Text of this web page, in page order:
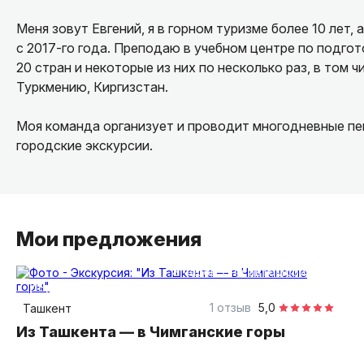
Меня зовут Евгений, я в горном туризме более 10
с 2017-го года. Преподаю в учебном центре по
20 стран и некоторые из них по несколько раз, в
Туркмению, Киргизстан.
Моя команда организует и проводит многодневные
городские экскурсии.
Мои предложения
8 часов
на автомобиле
индивидуальная
Ташкент
5,0
1 отзыв
Из Ташкента — в Чимганские горы